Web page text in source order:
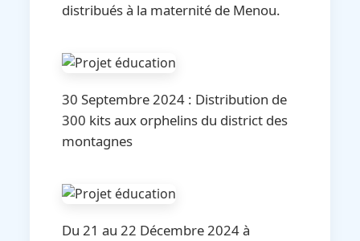
distribués à la maternité de Menou.
30 Septembre 2024 : Distribution de
300 kits aux orphelins du district des
montagnes
Du 21 au 22 Décembre 2024 à